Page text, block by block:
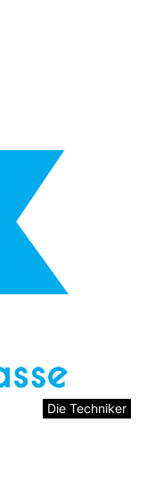
Die Techniker